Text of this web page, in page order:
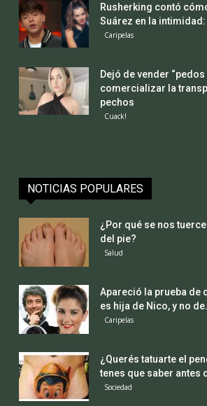
Rusherking contó
Suárez en la intimidad:
Caripelas
Dejó de vender
comercializar la
pechos
Cuack!
NOTICIAS POPULARES
¿Por qué se nos
del pie?
Salud
Apareció la prueba de
es hija de Nico, y no
Caripelas
¿Querés tatuarte el
tenes que saber antes
Sociedad